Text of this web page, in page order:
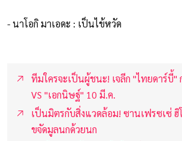
- นาโอกิ มาเอดะ : เป็นไข้หวัด
ทีมใครจะเป็นผู้ชนะ! เจลีก "ไทยดาร์บี้"
VS "เอกนิษฐ์" 10 มี.ค.
เป็นมิตรกับสิ่งแวดล้อม! ซานเฟรซเซ่ ฮิ
ขจัดมูลนกด้วยนก